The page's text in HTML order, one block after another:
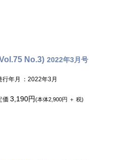
No.3) 2022年3月号
行年月 ：2022年3月
価 3,190円(本体2,900円 ＋ 税)